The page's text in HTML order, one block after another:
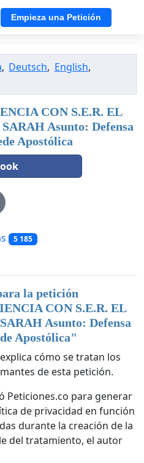
Empieza una Petición
, Deutsch, English,
CON S.E.R. EL
Asunto: Defensa
Apostólica
5 185
la petición
CON S.E.R. EL
Asunto: Defensa
Apostólica"
cómo se tratan los
de esta petición.
Peticiones.co para generar
de privacidad en función
durante la creación de la
del tratamiento, el autor